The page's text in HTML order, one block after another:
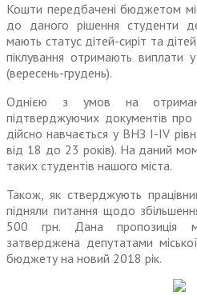
Кошти передбачені бюджетом
до даного рішення студенти
мають статус дітей-сиріт та
піклування отримають виплати
(вересень-грудень).
Однією з умов на
підтверджуючих документів
дійсно навчається у ВНЗ І-ІV
від 18 до 23 років). На даний
таких студентів нашого міста.
Також, як стверджують
підняли питання щодо
500 грн. Дана пропозиція
затверджена депутатами
бюджету на новий 2018 рік.